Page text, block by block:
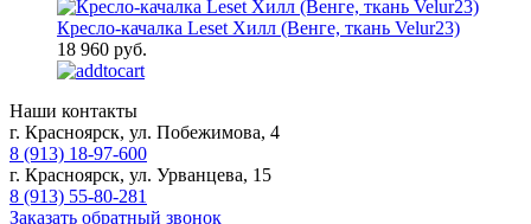
Кресло-качалка Leset Хилл (Венге, ткань Velur23)
18 960 руб.
Наши контакты
г. Красноярск, ул. Побежимова, 4
8 (913) 18-97-600
г. Красноярск, ул. Урванцева, 15
8 (913) 55-80-281
Заказать обратный звонок